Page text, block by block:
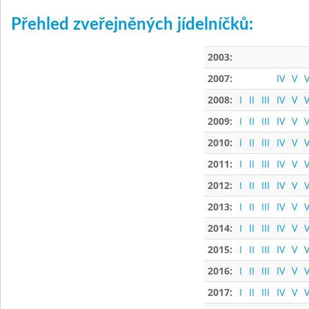
Přehled zveřejněných jídelníčků:
2003:
2007:
IV V
2008:
I II III IV V
2009:
I II III IV V
2010:
I II III IV V
2011:
I II III IV V
2012:
I II III IV V
2013:
I II III IV V
2014:
I II III IV V
2015:
I II III IV V
2016:
I II III IV V
2017:
I II III IV V